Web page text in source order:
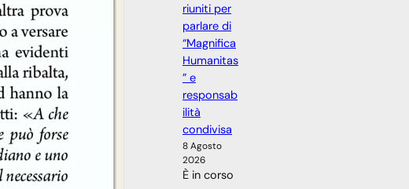
riuniti per
parlare di
“Magnifica
Humanitas
” e
responsab
ilità
condivisa
8 Agosto
2026
È in corso